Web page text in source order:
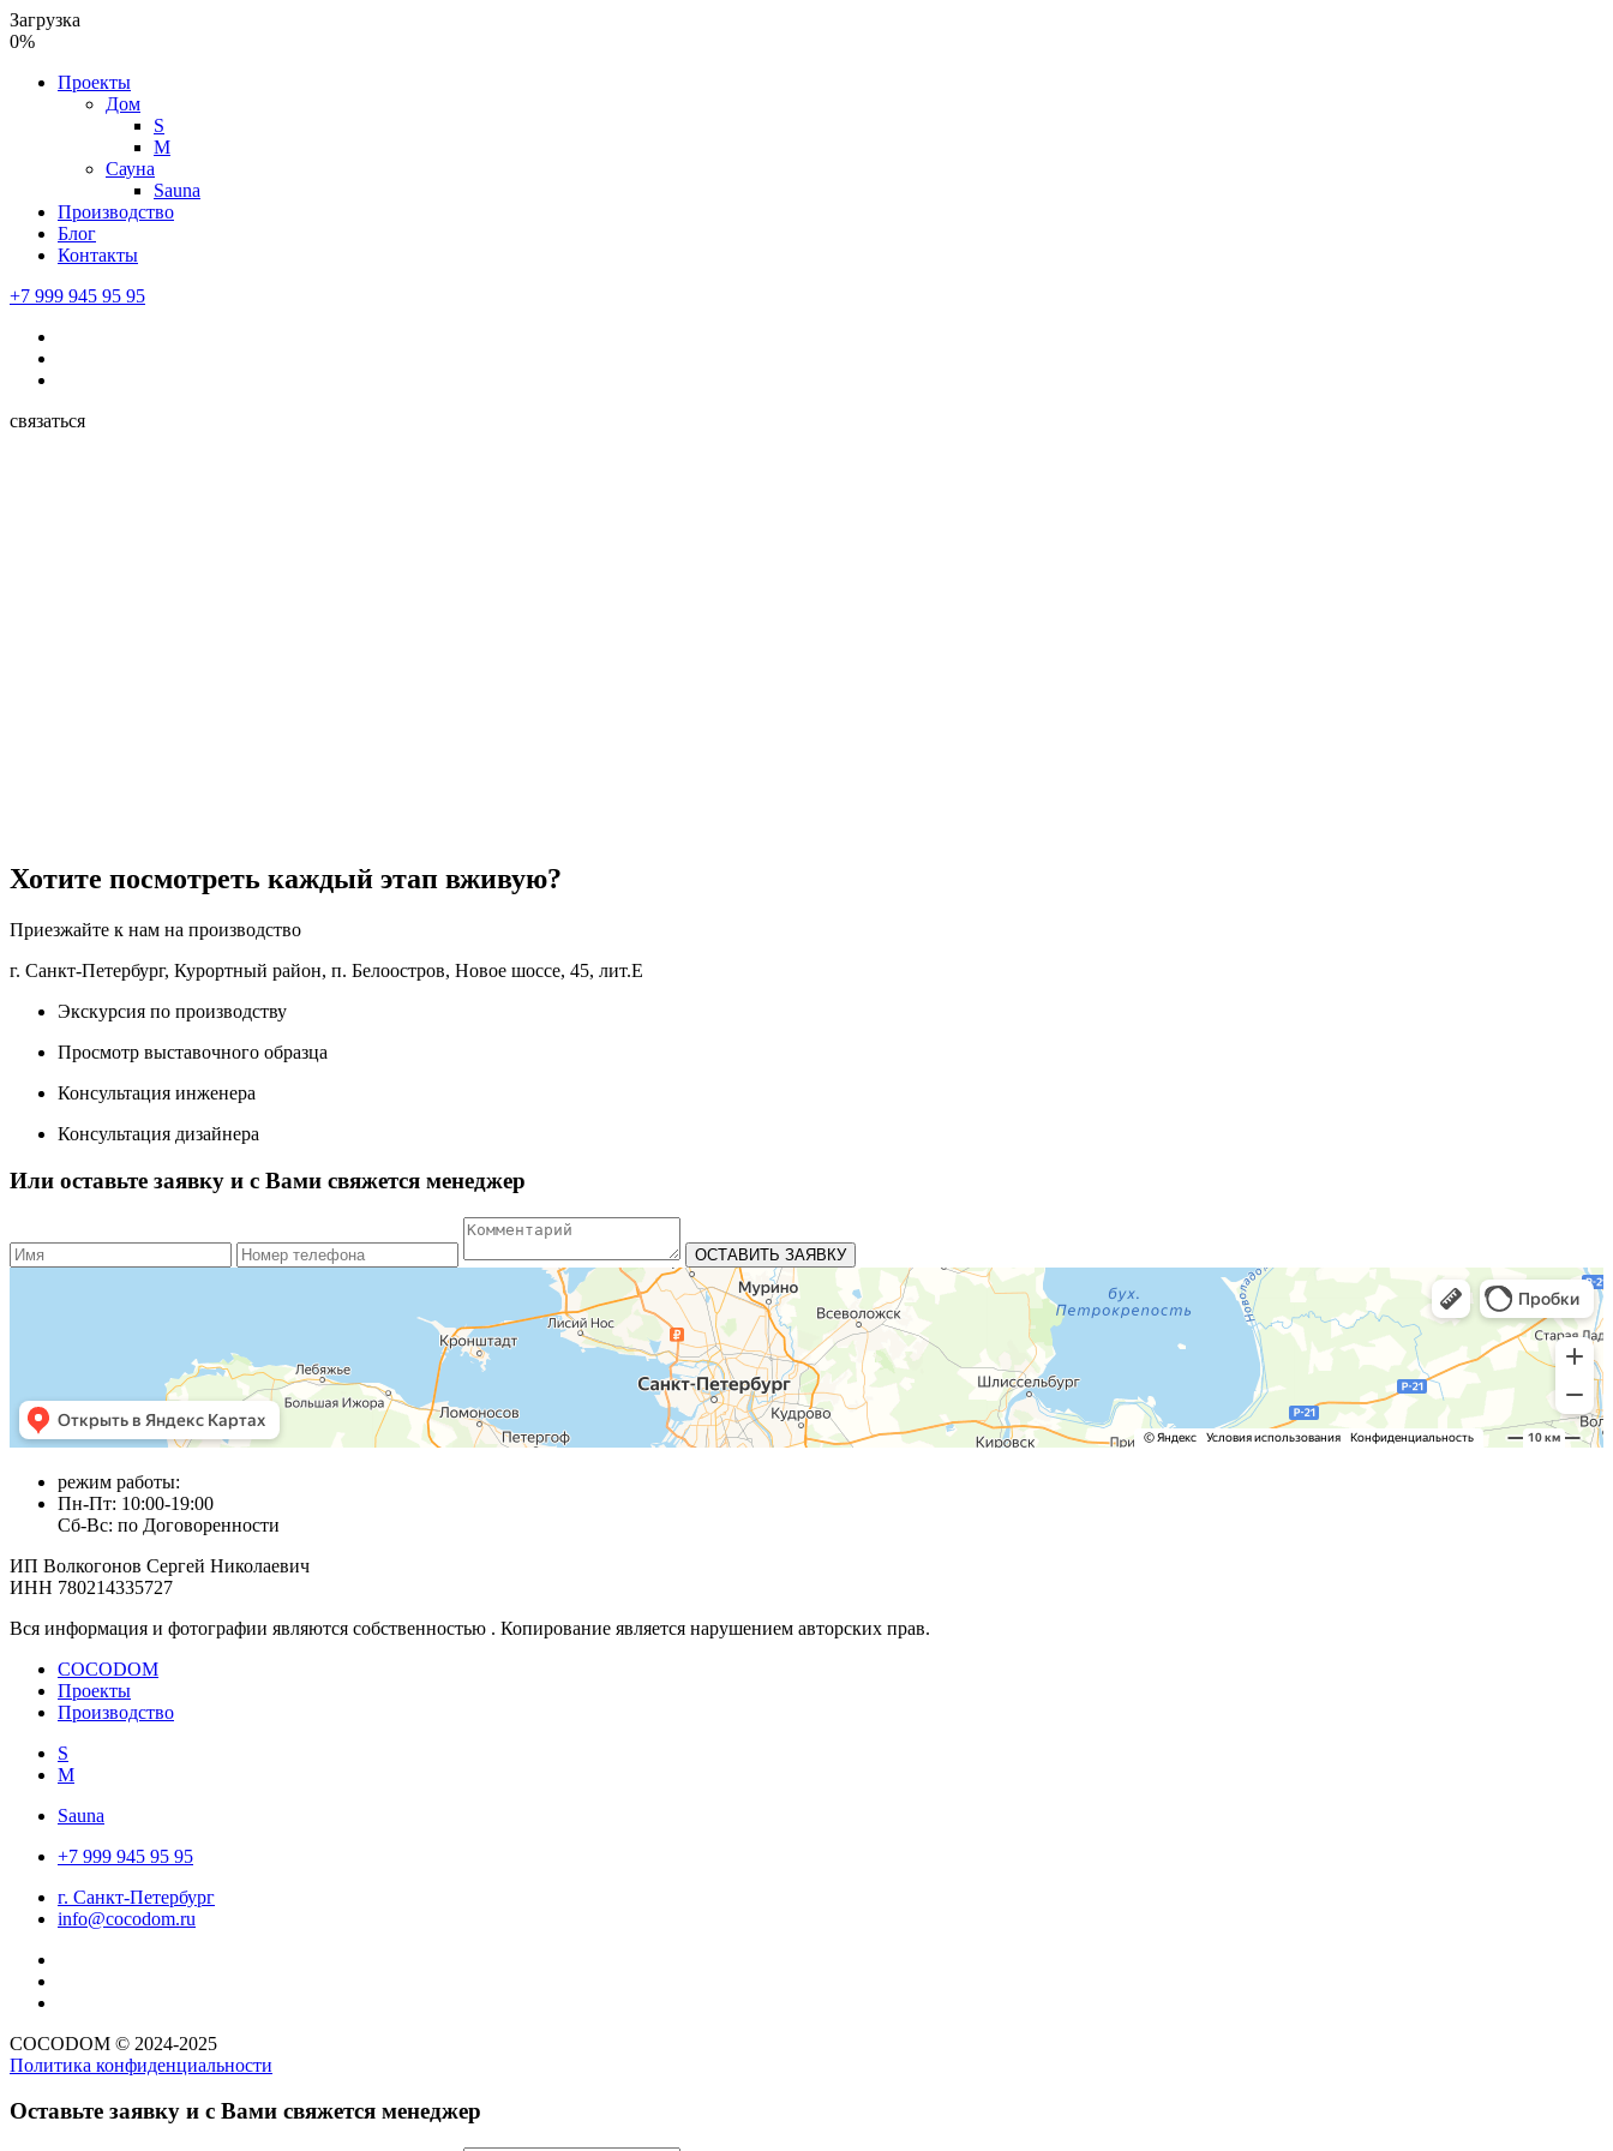
Загрузка
0%
Проекты
Дом
S
M
Сауна
Sauna
Производство
Блог
Контакты
+7 999 945 95 95
связаться
Хотите посмотреть каждый этап вживую?
Приезжайте к нам на производство
г. Санкт-Петербург, Курортный район, п. Белоостров, Новое шоссе, 45, лит.Е
Экскурсия по производству
Просмотр выставочного образца
Консультация инженера
Консультация дизайнера
Или оставьте заявку и с Вами свяжется менеджер
режим работы:
Пн-Пт: 10:00-19:00
Сб-Вс: по Договоренности
ИП Волкогонов Сергей Николаевич
ИНН 780214335727
Вся информация и фотографии являются собственностью . Копирование является нарушением авторских прав.
COCODOM
Проекты
Производство
S
M
Sauna
+7 999 945 95 95
г. Санкт-Петербург
info@cocodom.ru
COCODOM © 2024-2025
Политика конфиденциальности
Оставьте заявку и с Вами свяжется менеджер